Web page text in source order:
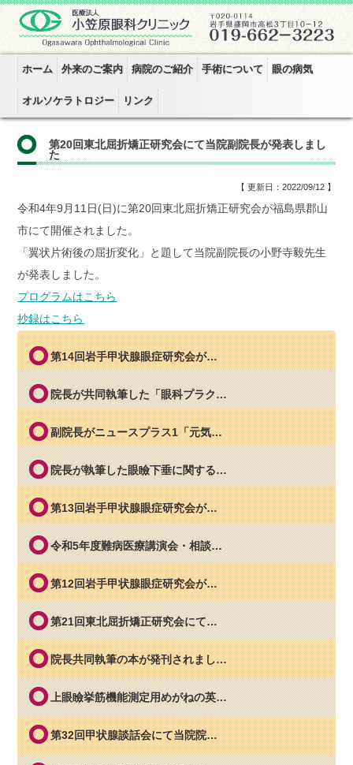
ホーム 外来のご案内 病院のご紹介 手術について 眼の病気
オルソケラトロジー リンク
第20回東北屈折矯正研究会にて当院副院長が発表しまし
た
【 更新日：2022/09/12 】
令和4年9月11日(日)に第20回東北屈折矯正研究会が福島県郡山
市にて開催されました。
「翼状片術後の屈折変化」と題して当院副院長の小野寺毅先生
が発表しました。
プログラムはこちら
抄録はこちら
第14回岩手甲状腺眼症研究会が…
院長が共同執筆した「眼科プラク…
副院長がニュースプラス1「元気…
院長が執筆した眼瞼下垂に関する…
第13回岩手甲状腺眼症研究会が…
令和5年度難病医療講演会・相談…
第12回岩手甲状腺眼症研究会が…
第21回東北屈折矯正研究会にて…
院長共同執筆の本が発刊されまし…
上眼瞼挙筋機能測定用めがねの英…
第32回甲状腺談話会にて当院院…